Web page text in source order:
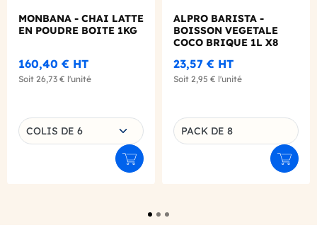
MONBANA - CHAI LATTE
EN POUDRE BOITE 1KG
160,40 € HT
Soit 26,73 € l'unité
Choisissez une déclinaison
COLIS DE 6
Ajouter au panier
ALPRO BARISTA -
BOISSON VEGETALE
COCO BRIQUE 1L X8
23,57 € HT
Soit 2,95 € l'unité
Déclinaison du produit
PACK DE 8